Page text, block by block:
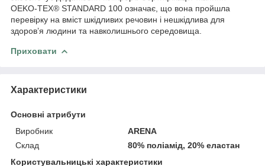
OEKO-TEX® STANDARD 100 означає, що вона пройшла
перевірку на вміст шкідливих речовин і нешкідлива для
здоров’я людини та навколишнього середовища.
Приховати
Характеристики
Основні атрибути
Виробник
ARENA
Склад
80% поліамід, 20% еластан
Користувальницькі характеристики